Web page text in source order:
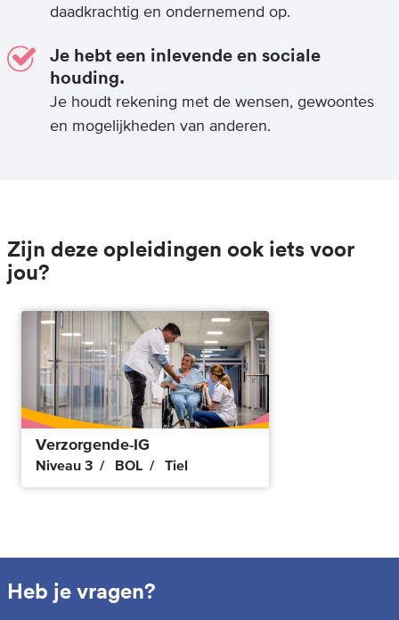
daadkrachtig en ondernemend op.
Je hebt een inlevende en sociale
houding.
Je houdt rekening met de wensen, gewoontes
en mogelijkheden van anderen.
Zijn deze opleidingen ook iets voor
jou?
Verzorgende-IG
Niveau 3 BOL Tiel
Heb je vragen?